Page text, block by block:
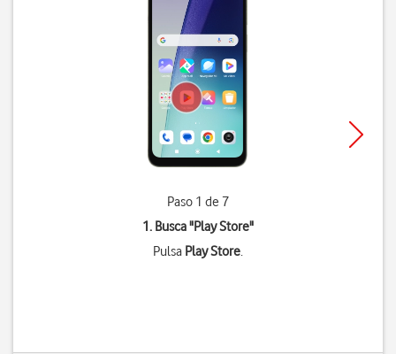
Paso 1 de 7
1. Busca "Play Store"
Pulsa Play Store.